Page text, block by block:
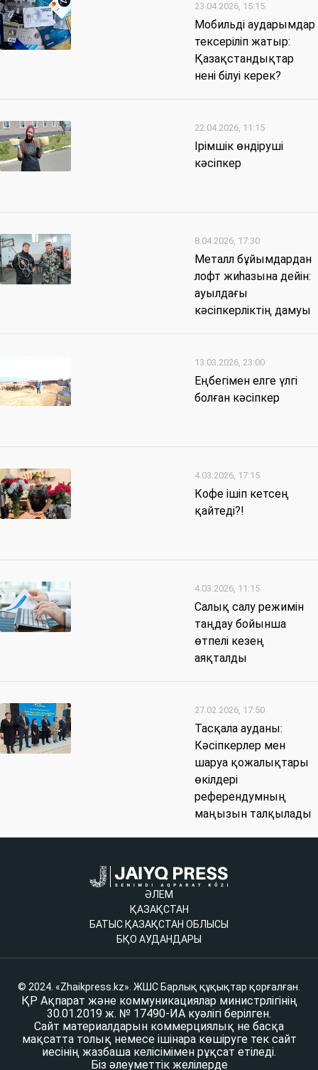
23.04.2026, 15:15
Мобильді аударымдар
тексеріліп жатыр:
Қазақстандықтар
нені білуі керек?
22.04.2026, 11:15
Ірімшік өндіруші
кәсіпкер
8.04.2026, 17:30
Металл бұйымдардан
лофт жиһазына дейін:
ауылдағы
кәсіпкерліктің дамуы
13.03.2026, 23:00
Еңбегімен елге үлгі
болған кәсіпкер
4.03.2026, 17:15
Кофе ішіп кетсең
қайтеді?!
4.03.2026, 11:15
Салық салу режимін
таңдау бойынша
өтпелі кезең
аяқталды
27.02.2026, 17:50
Тасқала ауданы:
Кәсіпкерлер мен
шаруа қожалықтары
өкілдері
референдумның
маңызын талқылады
ӘЛЕМ
ҚАЗАҚСТАН
БАТЫС ҚАЗАҚСТАН ОБЛЫСЫ
БҚО АУДАНДАРЫ
© 2024. «Zhaikpress.kz». ЖШС Барлық құқықтар қорғалған.
ҚР Ақпарат және коммуникациялар министрлігінің
30.01.2019 ж. № 17490-ИА куәлігі берілген.
Сайт материалдарын коммерциялық не басқа
мақсатта толық немесе ішінара көшіруге тек сайт
иесінің жазбаша келісімімен рұқсат етіледі.
Біз әлеуметтік желілерде